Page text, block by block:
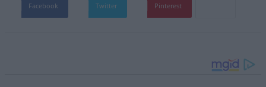
Facebook Twitter Pinterest